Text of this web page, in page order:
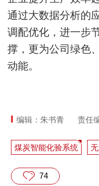
通过大数据分析的
调配优化，进一步
撑，更为公司绿色
动能。
编辑：朱书青 责任
煤炭智能化验系统
74